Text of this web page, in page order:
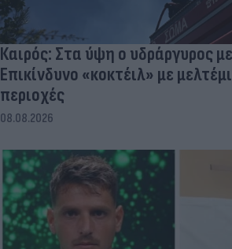
Καιρός: Στα ύψη ο υδράργυρος
Επικίνδυνο «κοκτέιλ» με
περιοχές
08.08.2026